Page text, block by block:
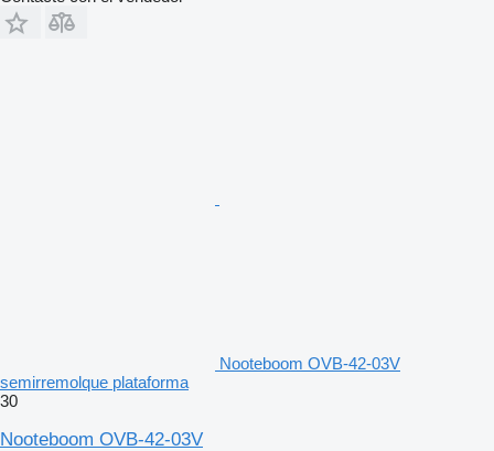
Nooteboom OVB-42-03V
semirremolque plataforma
30
Nooteboom OVB-42-03V